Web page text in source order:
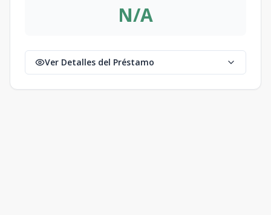
N/A
Ver Detalles del Préstamo